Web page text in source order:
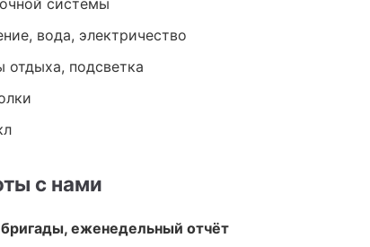
системы
вода, электричество
подсветка
с нами
еженедельный отчёт